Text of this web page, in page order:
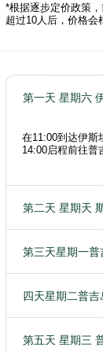
*根据逐步定价政策
超过10人后，价格会
第一天 星期六
在11:00到达伊斯
14:00启程前往普
第二天 星期天
第三天星期一普
四天星期二普吉
第五天 星期三